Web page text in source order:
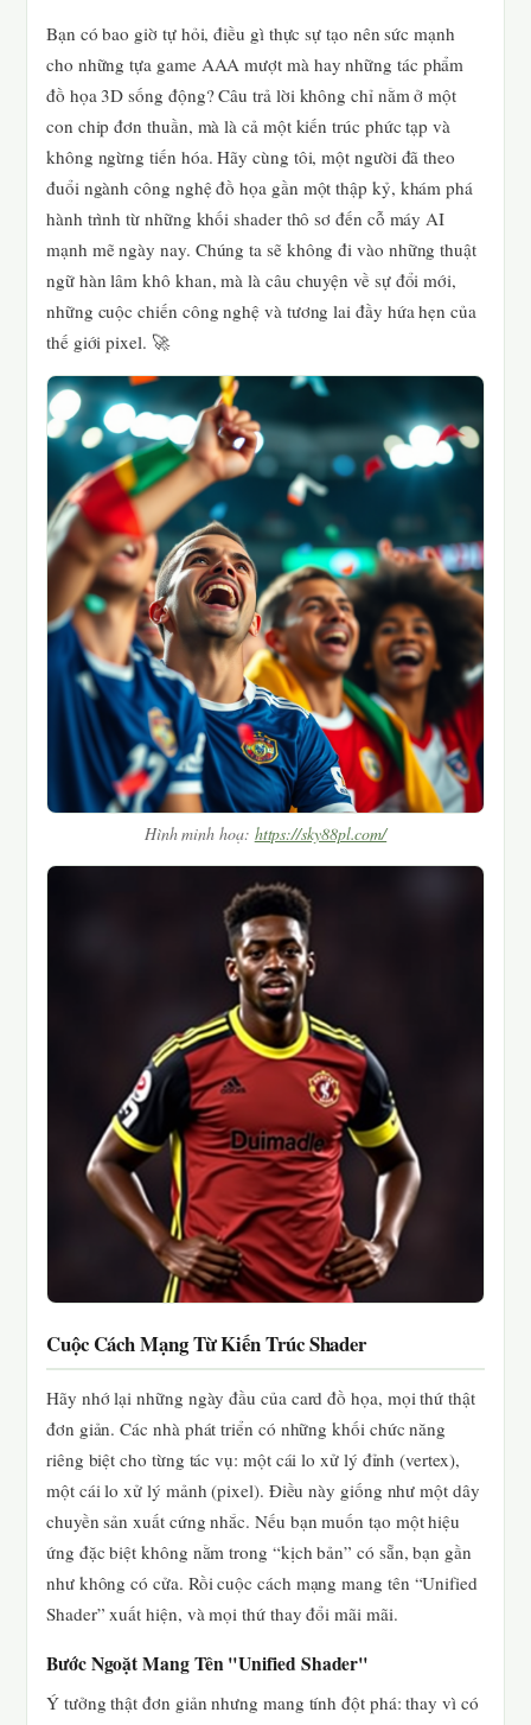
Bạn có bao giờ tự hỏi, điều gì thực sự tạo nên sức mạnh
cho những tựa game AAA mượt mà hay những tác phẩm
đồ họa 3D sống động? Câu trả lời không chỉ nằm ở một
con chip đơn thuần, mà là cả một kiến trúc phức tạp và
không ngừng tiến hóa. Hãy cùng tôi, một người đã theo
đuổi ngành công nghệ đồ họa gần một thập kỷ, khám phá
hành trình từ những khối shader thô sơ đến cỗ máy AI
mạnh mẽ ngày nay. Chúng ta sẽ không đi vào những thuật
ngữ hàn lâm khô khan, mà là câu chuyện về sự đổi mới,
những cuộc chiến công nghệ và tương lai đầy hứa hẹn của
thế giới pixel. 🚀
Hình minh hoạ: https://sky88pl.com/
Cuộc Cách Mạng Từ Kiến Trúc Shader
Hãy nhớ lại những ngày đầu của card đồ họa, mọi thứ thật
đơn giản. Các nhà phát triển có những khối chức năng
riêng biệt cho từng tác vụ: một cái lo xử lý đỉnh (vertex),
một cái lo xử lý mảnh (pixel). Điều này giống như một dây
chuyền sản xuất cứng nhắc. Nếu bạn muốn tạo một hiệu
ứng đặc biệt không nằm trong “kịch bản” có sẵn, bạn gần
như không có cửa. Rồi cuộc cách mạng mang tên “Unified
Shader” xuất hiện, và mọi thứ thay đổi mãi mãi.
Bước Ngoặt Mang Tên "Unified Shader"
Ý tưởng thật đơn giản nhưng mang tính đột phá: thay vì có